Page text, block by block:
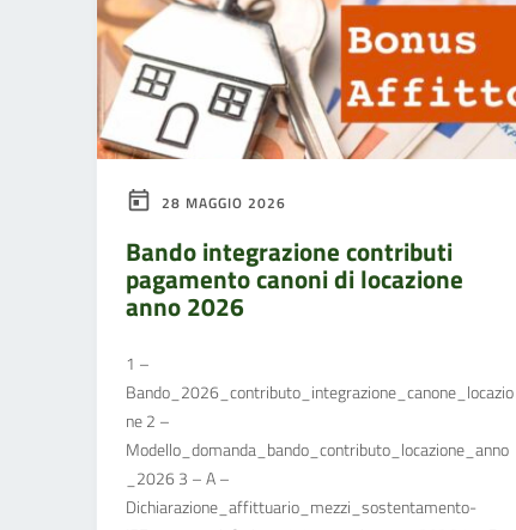
28 MAGGIO 2026
Bando integrazione contributi
pagamento canoni di locazione
anno 2026
1 –
Bando_2026_contributo_integrazione_canone_locazio
ne 2 –
Modello_domanda_bando_contributo_locazione_anno
_2026 3 – A –
Dichiarazione_affittuario_mezzi_sostentamento-